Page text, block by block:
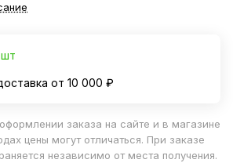
шт
от 10 000 ₽
заказа на сайте и в магазине
цены могут отличаться. При заказе
независимо от места получения.